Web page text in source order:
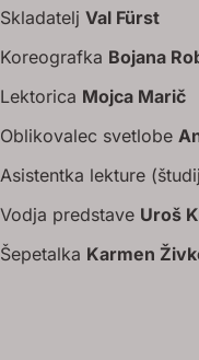
Skladatelj Val Fürst
Koreografka Bojana
Lektorica Mojca Marič
Oblikovalec svetlobe
Asistentka lekture
Vodja predstave Uroš
Šepetalka Karmen